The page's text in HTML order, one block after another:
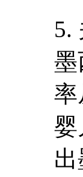
5.
墨
率
婴